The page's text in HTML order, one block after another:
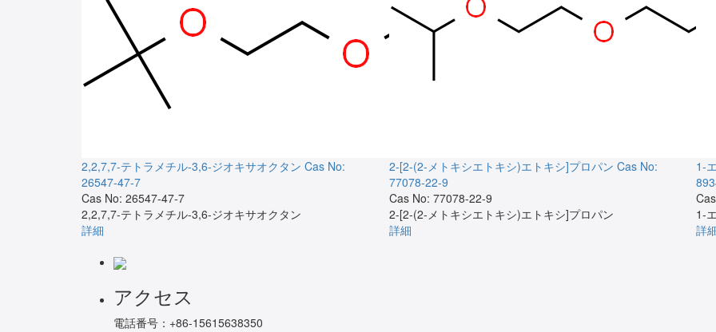
2,2,7,7-テトラメチル-3,6-ジオキサオクタン Cas No:
26547-47-7
Cas No: 26547-47-7
2,2,7,7-テトラメチル-3,6-ジオキサオクタン
詳細
2-[2-(2-メトキシエトキシ)エトキシ]プロパン Cas No:
77078-22-9
Cas No: 77078-22-9
2-[2-(2-メトキシエトキシ)エトキシ]プロパン
詳細
1‐
1‐
詳
アクセス
電話番号： +86-15615638350